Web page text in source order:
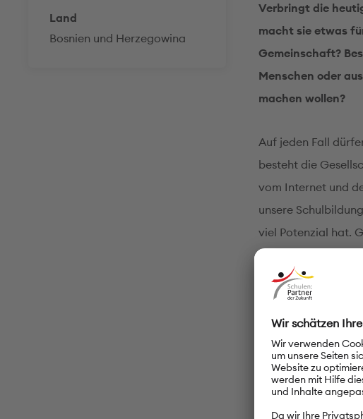
Land
Bosnien und Herzegowina
Verbringt die
macht sie etwas
Gemeinschaft?
Menschen oder
machen wollen?
Auf jeden Fall
besteht die
vom Internet und
unsere
viel Potenzial hat.
Zeit für
Ich denke, dass
eine Veränderung
Andererseits
mit Menschen aus
vor allem keine
von Land zu Land